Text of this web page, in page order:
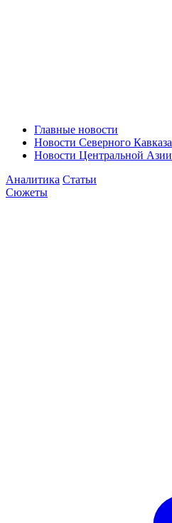
Главные новости
Новости Северного Кавказа
Новости Центральной Азии
Аналитика Статьи
Сюжеты